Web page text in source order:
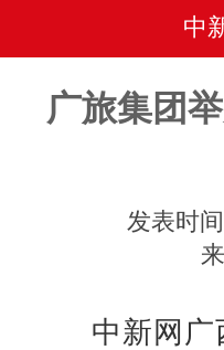
中
广旅集团
发表时
中新网广